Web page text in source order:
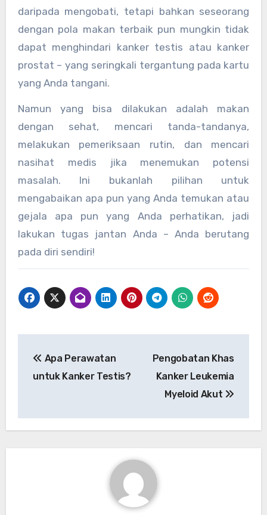
daripada mengobati, tetapi bahkan seseorang
dengan pola makan terbaik pun mungkin tidak
dapat menghindari kanker testis atau kanker
prostat – yang seringkali tergantung pada kartu
yang Anda tangani.
Namun yang bisa dilakukan adalah makan
dengan sehat, mencari tanda-tandanya,
melakukan pemeriksaan rutin, dan mencari
nasihat medis jika menemukan potensi
masalah. Ini bukanlah pilihan untuk
mengabaikan apa pun yang Anda temukan atau
gejala apa pun yang Anda perhatikan, jadi
lakukan tugas jantan Anda – Anda berutang
pada diri sendiri!
navigation
Apa Perawatan
untuk Kanker Testis?
Pengobatan Khas
Kanker Leukemia
Myeloid Akut